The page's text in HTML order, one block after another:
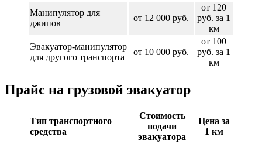
Манипулятор для
джипов
от 12 000 руб.
от 120
руб. за 1
км
Эвакуатор-манипулятор
для другого транспорта
от 10 000 руб.
от 100
руб. за 1
км
Прайс на грузовой эвакуатор
Тип транспортного
средства
Стоимость
подачи
эвакуатора
Цена за
1 км